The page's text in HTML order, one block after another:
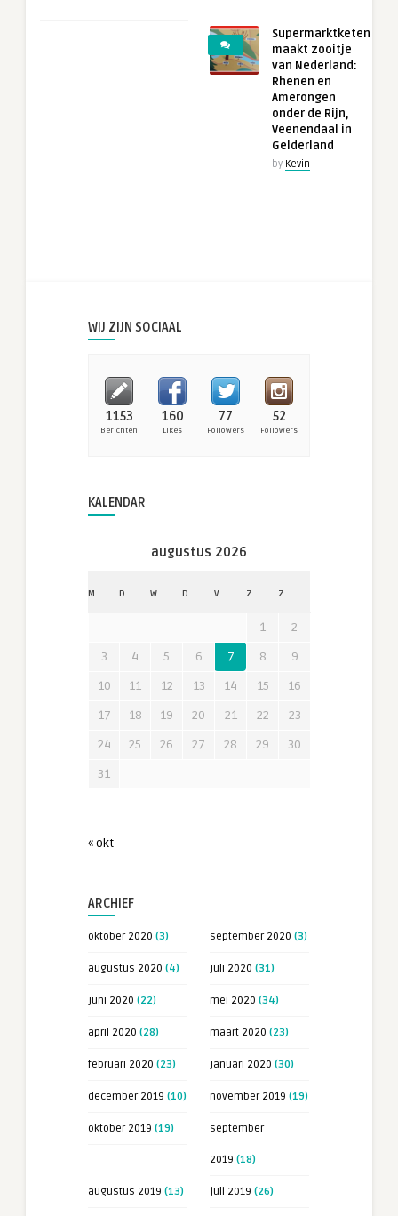
Supermarktketen
maakt zooitje
van Nederland:
Rhenen en
Amerongen
onder de Rijn,
Veenendaal in
Gelderland
by Kevin
WIJ ZIJN SOCIAAL
1153
Berichten
160
Likes
77
Followers
52
Followers
KALENDAR
augustus 2026
M D W D V Z Z
1
2
3
4 5 6 7 8
9
10
11 12 13 14 15
16
17
18 19 20 21 22
23
24
25 26 27 28 29
30
31
« okt
ARCHIEF
oktober 2020 (3) september 2020 (3)
augustus 2020 (4) juli 2020 (31)
juni 2020 (22) mei 2020 (34)
april 2020 (28) maart 2020 (23)
februari 2020 (23) januari 2020 (30)
december 2019 (10) november 2019 (19)
oktober 2019 (19) september
2019 (18)
augustus 2019 (13) juli 2019 (26)